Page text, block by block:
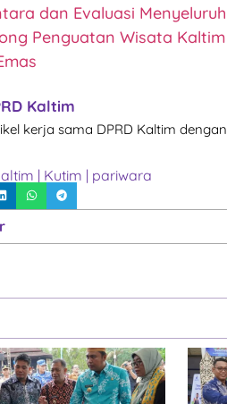
dan Evaluasi Menyeluruh
Penguatan Wisata
Kaltim
kerja sama DPRD Kaltim
| Kutim | pariwara